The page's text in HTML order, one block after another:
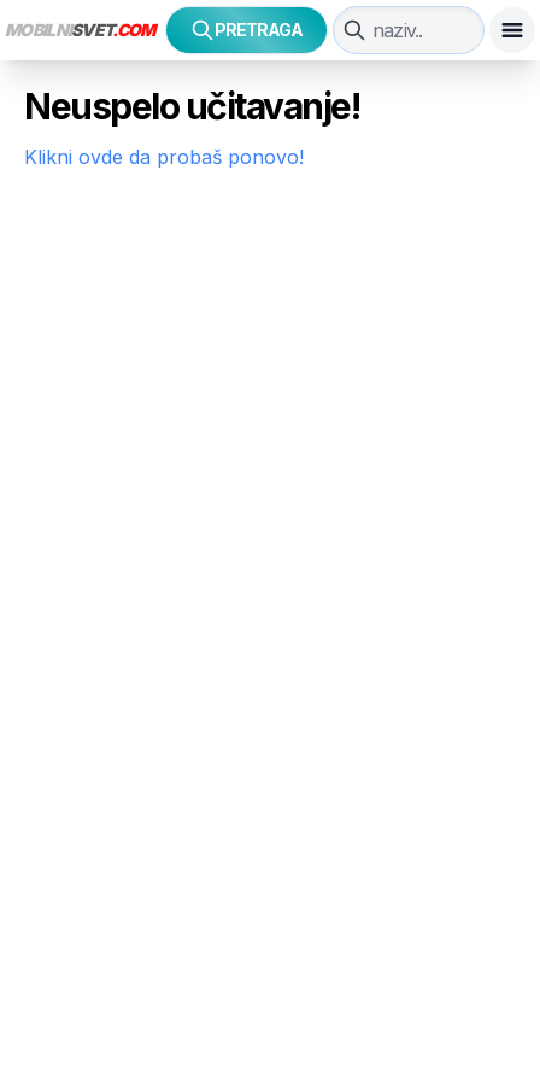
MOBILNISVET.COM PRETRAGA
Neuspelo učitavanje!
Klikni ovde da probaš ponovo!